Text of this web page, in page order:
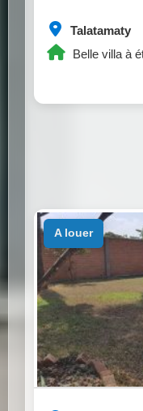
Talatamaty
Belle villa à
a louer